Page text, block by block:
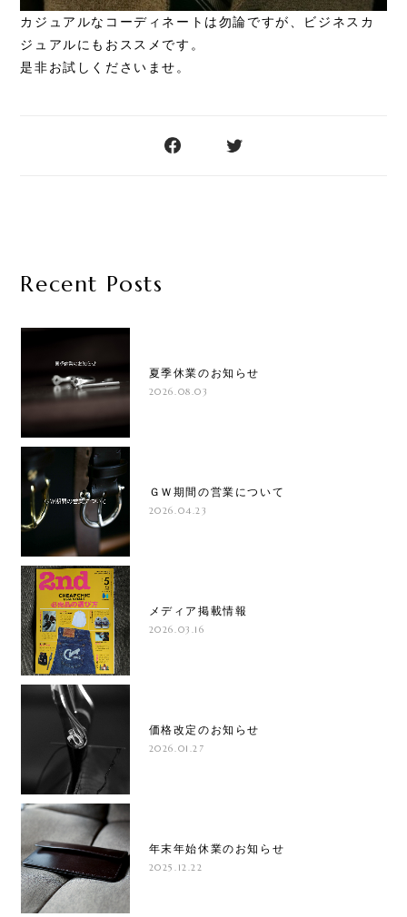
カジュアルなコーディネートは勿論ですが、ビジネスカ
ジュアルにもおススメです。
是非お試しくださいませ。
Recent Posts
夏季休業のお知らせ
2026.08.03
ＧＷ期間の営業について
2026.04.23
メディア掲載情報
2026.03.16
価格改定のお知らせ
2026.01.27
年末年始休業のお知らせ
2025.12.22